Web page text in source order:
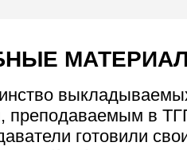
преподаваемым в
готовили